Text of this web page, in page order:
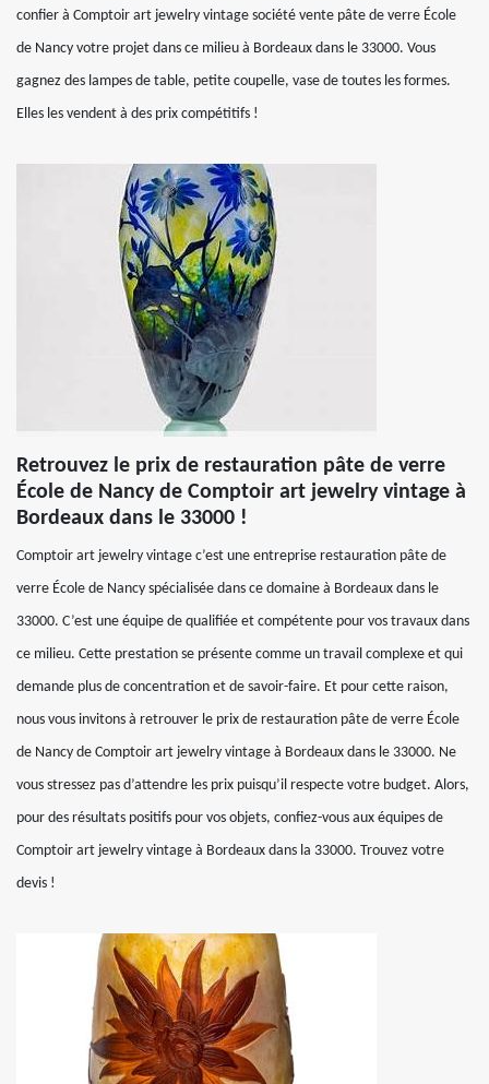
confier à Comptoir art jewelry vintage société vente pâte de verre École
de Nancy votre projet dans ce milieu à Bordeaux dans le 33000. Vous
gagnez des lampes de table, petite coupelle, vase de toutes les formes.
Elles les vendent à des prix compétitifs !
Retrouvez le prix de restauration pâte de verre
École de Nancy de Comptoir art jewelry vintage à
Bordeaux dans le 33000 !
Comptoir art jewelry vintage c’est une entreprise restauration pâte de
verre École de Nancy spécialisée dans ce domaine à Bordeaux dans le
33000. C’est une équipe de qualifiée et compétente pour vos travaux dans
ce milieu. Cette prestation se présente comme un travail complexe et qui
demande plus de concentration et de savoir-faire. Et pour cette raison,
nous vous invitons à retrouver le prix de restauration pâte de verre École
de Nancy de Comptoir art jewelry vintage à Bordeaux dans le 33000. Ne
vous stressez pas d’attendre les prix puisqu’il respecte votre budget. Alors,
pour des résultats positifs pour vos objets, confiez-vous aux équipes de
Comptoir art jewelry vintage à Bordeaux dans la 33000. Trouvez votre
devis !